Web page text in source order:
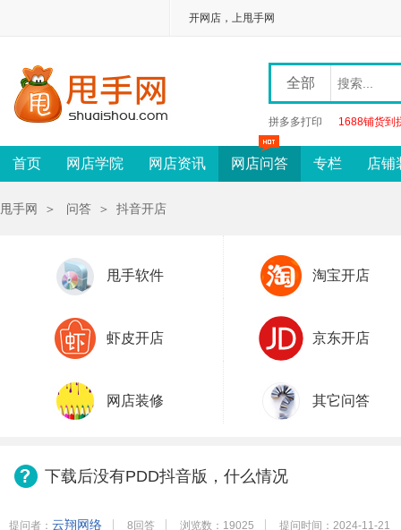
开网店，上甩手网
全部
拼多多打印 1688铺货到
首页 网店学院 网店资讯 网店问答 专栏 店铺
甩手网 ＞ 问答 ＞ 抖音开店
甩手软件 淘宝开店
虾皮开店 京东开店
网店装修 其它问答
下载后没有PDD抖音版，什么情况
提问者： 云翔网络 8回答 浏览数：19025 提问时间：2024-11-21